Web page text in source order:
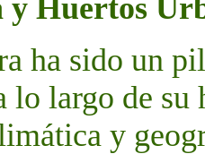
Huertos
ha sido un
lo largo de
y